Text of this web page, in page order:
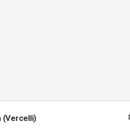
(Vercelli)